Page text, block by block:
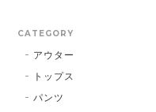
CATEGORY
アウター
トップス
パンツ